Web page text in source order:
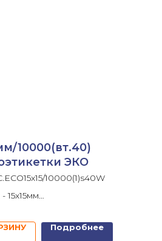
10000(вт.40)
ЭКО
10000(1)s40W
15х15мм
40мм
Подробнее